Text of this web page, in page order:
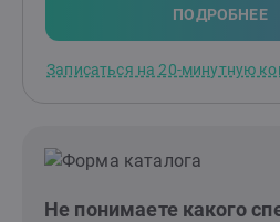
знакомства со мной.ПОДРОБНЕЕ
Записаться на 20-минутную
Не понимаете какого